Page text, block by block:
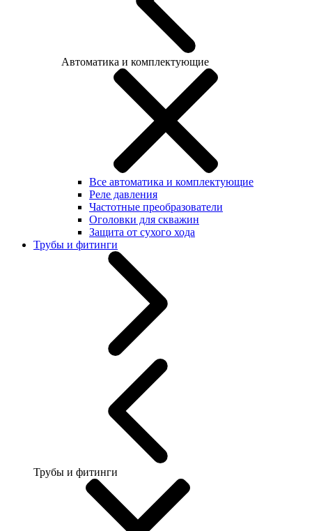
Автоматика и комплектующие
Все автоматика и комплектующие
Реле давления
Частотные преобразователи
Оголовки для скважин
Защита от сухого хода
Трубы и фитинги
Трубы и фитинги